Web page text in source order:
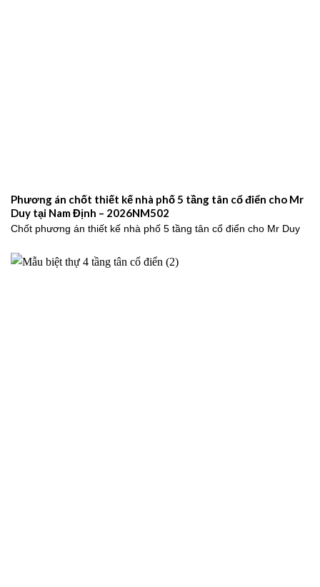
Phương án chốt thiết kế nhà phố 5 tầng tân cổ điển cho Mr
Duy tại Nam Định – 2026NM502
Chốt phương án thiết kế nhà phố 5 tầng tân cổ điển cho Mr Duy